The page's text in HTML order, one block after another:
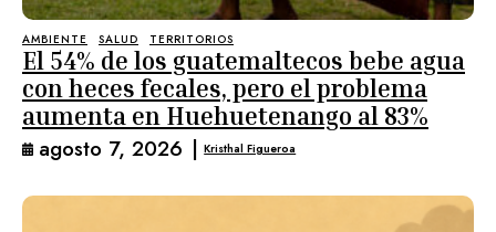
AMBIENTE SALUD TERRITORIOS
El 54% de los guatemaltecos bebe agua
con heces fecales, pero el problema
aumenta en Huehuetenango al 83%
agosto 7, 2026 | Kristhal Figueroa